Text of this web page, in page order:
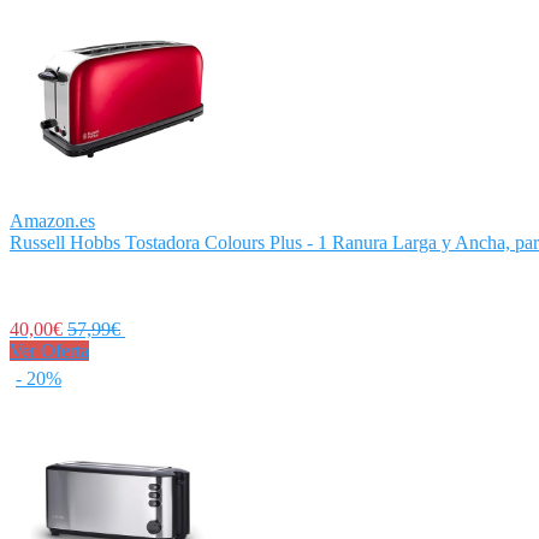
Amazon.es
Russell Hobbs Tostadora Colours Plus - 1 Ranura Larga y Ancha,
40,00€ 57,99€
Ver Oferta
- 20%